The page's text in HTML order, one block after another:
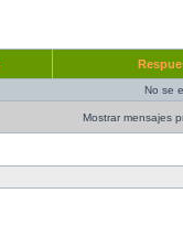
No se
Mostrar mensajes